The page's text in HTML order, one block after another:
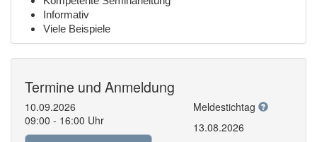
Informativ
Viele Beispiele
Termine und Anmeldung
10.09.2026
09:00 - 16:00 Uhr
Meldestichtag
13.08.2026